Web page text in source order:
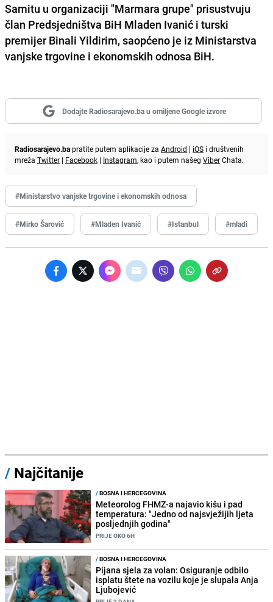
Samitu u organizaciji "Marmara grupe" prisustvuju
član Predsjedništva BiH Mladen Ivanić i turski
premijer Binali Yildirim, saopćeno je iz Ministarstva
vanjske trgovine i ekonomskih odnosa BiH.
Dodajte Radiosarajevo.ba u omiljene Google izvore
Radiosarajevo.bapratite putem aplikacije za Android | iOS i društvenih
mreža Twitter | Facebook | Instagram, kao i putem našeg ViberChata.
#Ministarstvo vanjske trgovine i ekonomskih odnosa
#Mirko Šarović #Mladen Ivanić #Istanbul #mladi
/ Najčitanije
/BOSNA I HERCEGOVINA
Meteorolog FHMZ-a najavio kišu i pad
temperatura: "Jedno od najsvježijih ljeta
posljednjih godina"
PRIJE OKO 6H
/BOSNA I HERCEGOVINA
Pijana sjela za volan: Osiguranje odbilo
isplatu štete na vozilu koje je slupala Anja
Ljubojević